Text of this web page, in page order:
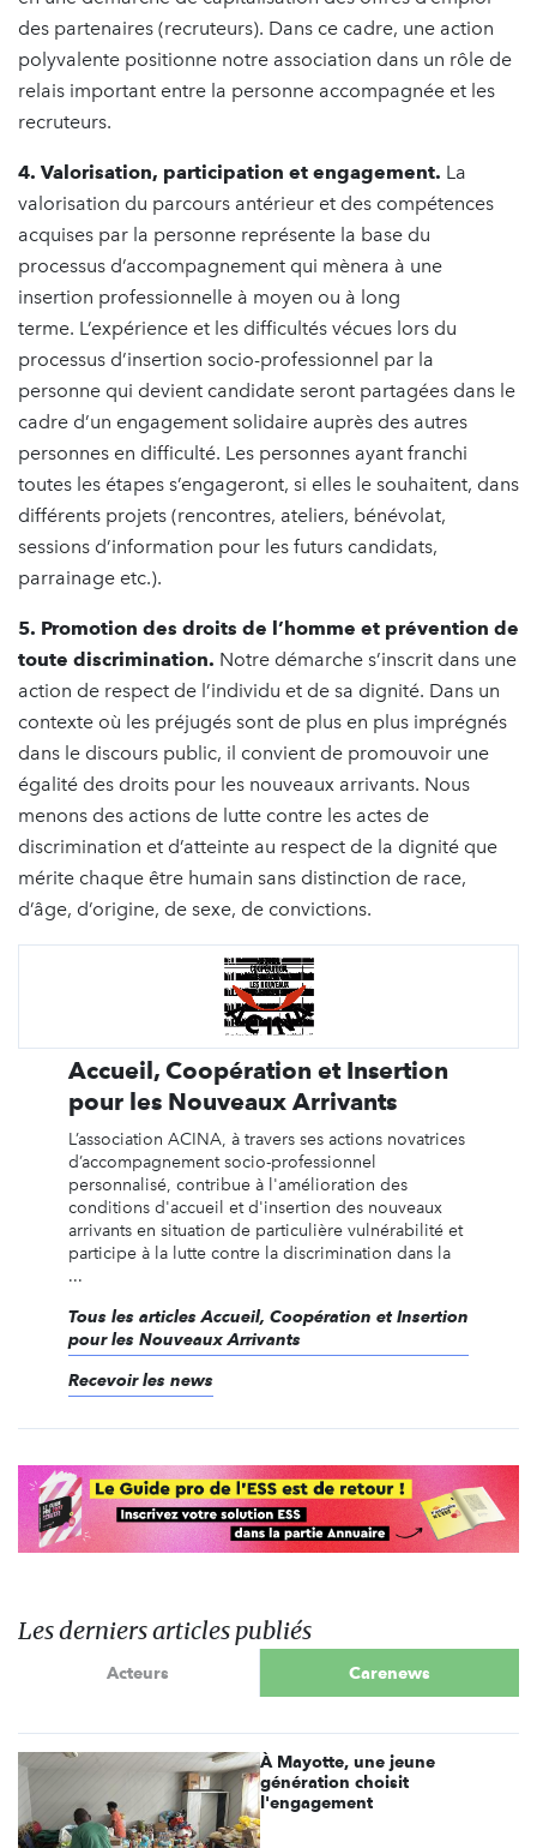
des partenaires (recruteurs). Dans ce cadre, une action
polyvalente positionne notre association dans un rôle de
relais important entre la personne accompagnée et les
recruteurs.
4. Valorisation, participation et engagement. La
valorisation du parcours antérieur et des compétences
acquises par la personne représente la base du
processus d’accompagnement qui mènera à une
insertion professionnelle à moyen ou à long
terme. L’expérience et les difficultés vécues lors du
processus d’insertion socio-professionnel par la
personne qui devient candidate seront partagées dans le
cadre d’un engagement solidaire auprès des autres
personnes en difficulté. Les personnes ayant franchi
toutes les étapes s’engageront, si elles le souhaitent, dans
différents projets (rencontres, ateliers, bénévolat,
sessions d’information pour les futurs candidats,
parrainage etc.).
5. Promotion des droits de l’homme et prévention de
toute discrimination. Notre démarche s’inscrit dans une
action de respect de l’individu et de sa dignité. Dans un
contexte où les préjugés sont de plus en plus imprégnés
dans le discours public, il convient de promouvoir une
égalité des droits pour les nouveaux arrivants. Nous
menons des actions de lutte contre les actes de
discrimination et d’atteinte au respect de la dignité que
mérite chaque être humain sans distinction de race,
d’âge, d’origine, de sexe, de convictions.
Accueil, Coopération et Insertion
pour les Nouveaux Arrivants
L’association ACINA, à travers ses actions novatrices
d’accompagnement socio-professionnel
personnalisé, contribue à l'amélioration des
conditions d'accueil et d'insertion des nouveaux
arrivants en situation de particulière vulnérabilité et
participe à la lutte contre la discrimination dans la
...
Tous les articles Accueil, Coopération et Insertion
pour les Nouveaux Arrivants
Recevoir les news
Les derniers articles publiés
Acteurs Carenews
À Mayotte, une jeune
génération choisit
l'engagement